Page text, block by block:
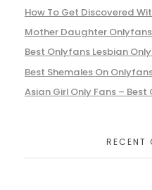
How To Get Discovered
Mother Daughter
Best Onlyfans Lesbian
Best Shemales On
Asian Girl Only Fans – Best
RECENT